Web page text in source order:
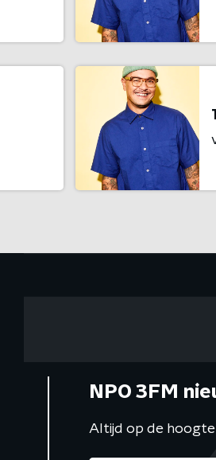
NPO 3FM
Altijd op de